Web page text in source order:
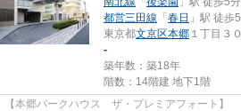
都営三田線 「 春日 」駅 徒歩
東京都文京区本郷 １丁目３
-
築年数：築18年
階数：14階建 地下1階
【本郷パークハウス ザ・プレミアフォート】